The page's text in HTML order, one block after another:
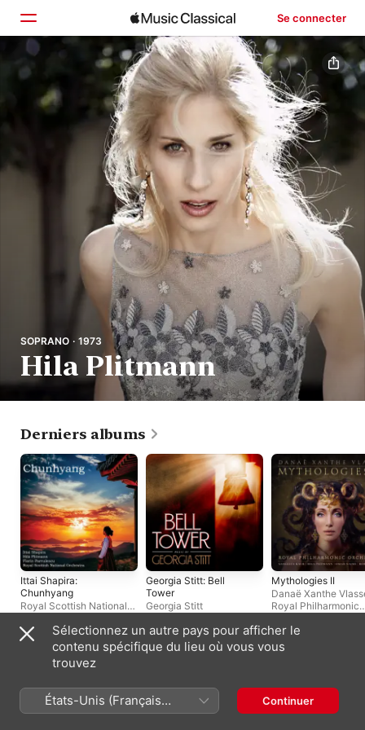
Se connecter
Parcourir
Rechercher
SOPRANO · 1973
Hila Plitmann
Derniers albums
Ittai Shapira:
Chunhyang
Royal Scottish National
Parvulescu,Hila
Plitmann,Ittai Shapira
Georgia Stitt: Bell
Tower
Georgia Stitt
Mythologies II
Danaë Xanthe
Royal Philharmonic
Shapiro
Singles et EP
Sélectionnez un autre pays pour afficher le
contenu spécifique du lieu où vous vous
trouvez
États-Unis (Français
France)
Continuer